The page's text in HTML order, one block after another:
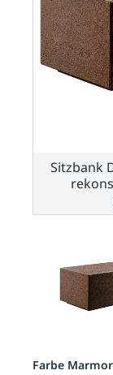
Farbe Marmor
Sitzbank